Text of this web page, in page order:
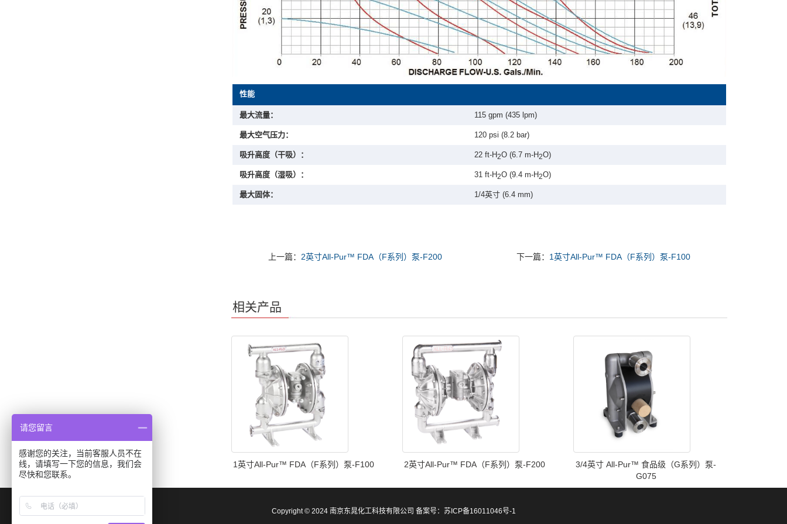
性能
最大流量： 115 gpm (435 lpm)
最大空气压力： 120 psi (8.2 bar)
吸升高度（干吸）： 22 ft-H2O (6.7 m-H2O)
吸升高度（湿吸）： 31 ft-H2O (9.4 m-H2O)
最大固体： 1/4英寸 (6.4 mm)
上一篇： 2英寸All-Pur™️ FDA（F系列）泵-F200 下一篇： 1英寸All-Pur™️ FDA（F系列）泵-F100
相关产品
1英寸All-Pur™️ FDA（F系列）泵-F100 2英寸All-Pur™️ FDA（F系列）泵-F200
3/4英寸 All-Pur™ 食品级（G系列）泵-
G075
Copyright © 2024 南京东晁化工科技有限公司 备案号： 苏ICP备16011046号-1
请您留言
感谢您的关注，当前客服人员不在
线，请填写一下您的信息，我们会
尽快和您联系。